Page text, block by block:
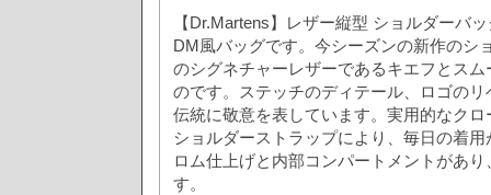
【Dr.Martens】レザー縦型 ショルダーバ
DM風バッグです。今シーズンの新作のシ
のシグネチャーレザーであるキエフとス
のです。ステッチのディテール、ロゴの
伝統に敬意を表しています。実用的なク
ショルダーストラップにより、毎日の着
ロム仕上げと内部コンパートメントがあ
す。